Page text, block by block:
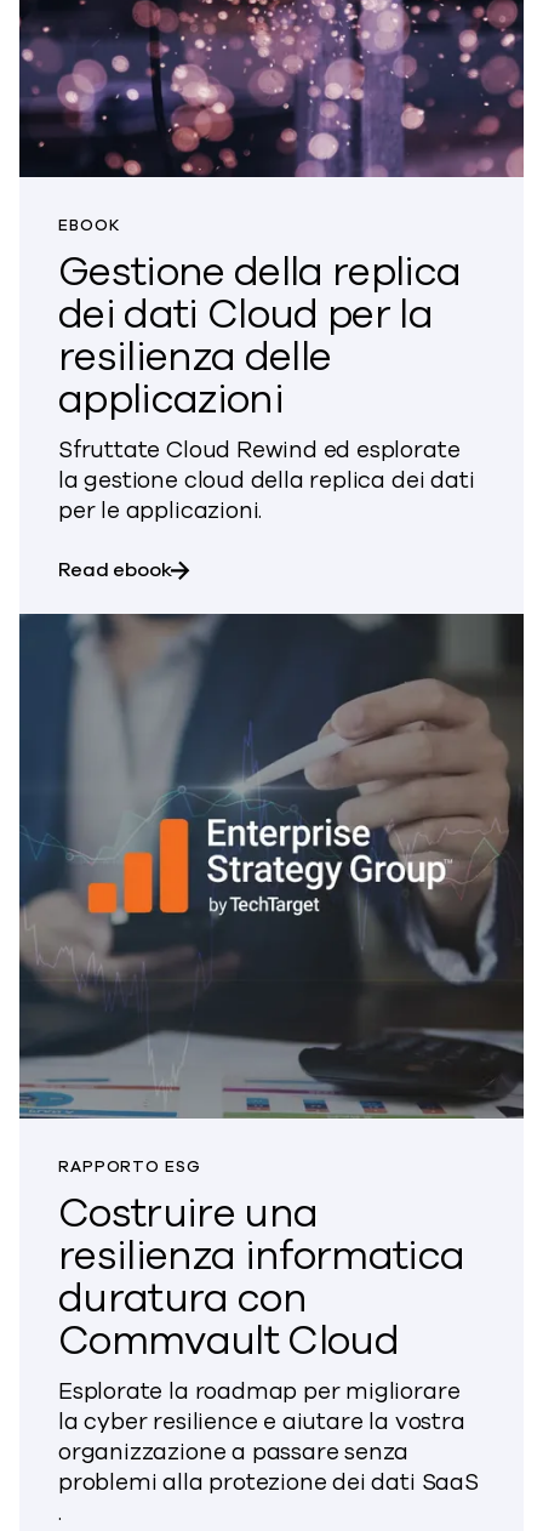
EBOOK
Gestione della replica
dei dati Cloud per la
resilienza delle
applicazioni
Sfruttate Cloud Rewind ed esplorate
la gestione cloud della replica dei dati
per le applicazioni.
Read ebookabout Gestione della replica dei dati
RAPPORTO ESG
Costruire una
resilienza informatica
duratura con
Commvault Cloud
Esplorate la roadmap per migliorare
la cyber resilience e aiutare la vostra
organizzazione a passare senza
problemi alla protezione dei dati SaaS
.